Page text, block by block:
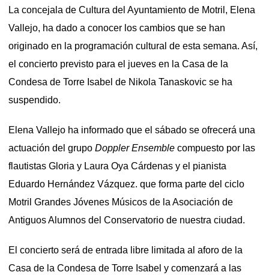
La concejala de Cultura del Ayuntamiento de Motril, Elena
Vallejo, ha dado a conocer los cambios que se han
originado en la programación cultural de esta semana. Así,
el concierto previsto para el jueves en la Casa de la
Condesa de Torre Isabel de Nikola Tanaskovic se ha
suspendido.
Elena Vallejo ha informado que el sábado se ofrecerá una
actuación del grupo Doppler Ensemble compuesto por las
flautistas Gloria y Laura Oya Cárdenas y el pianista
Eduardo Hernández Vázquez. que forma parte del ciclo
Motril Grandes Jóvenes Músicos de la Asociación de
Antiguos Alumnos del Conservatorio de nuestra ciudad.
El concierto será de entrada libre limitada al aforo de la
Casa de la Condesa de Torre Isabel y comenzará a las